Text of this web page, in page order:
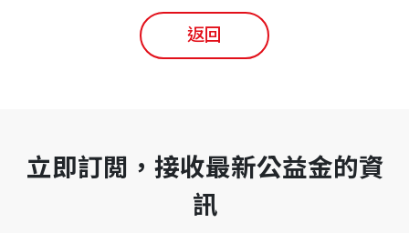
返回
立即訂閲，接收最新公益金的資
訊